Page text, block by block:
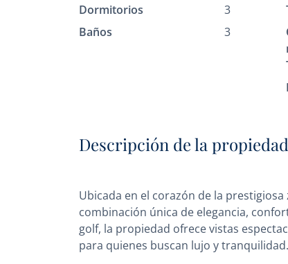
Dormitorios
3
Baños
3
Descripción de la propiedad
Ubicada en el corazón de la
combinación única de elegancia,
golf, la propiedad ofrece vistas
para quienes buscan lujo y tranquilidad.